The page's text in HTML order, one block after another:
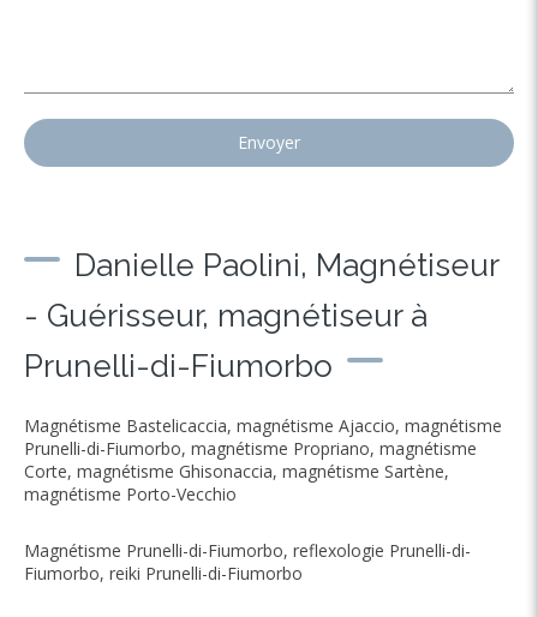
Envoyer
Danielle Paolini, Magnétiseur
- Guérisseur, magnétiseur à
Prunelli-di-Fiumorbo
Magnétisme Bastelicaccia, magnétisme Ajaccio, magnétisme
Prunelli-di-Fiumorbo, magnétisme Propriano, magnétisme
Corte, magnétisme Ghisonaccia, magnétisme Sartène,
magnétisme Porto-Vecchio
Magnétisme Prunelli-di-Fiumorbo, reflexologie Prunelli-di-
Fiumorbo, reiki Prunelli-di-Fiumorbo